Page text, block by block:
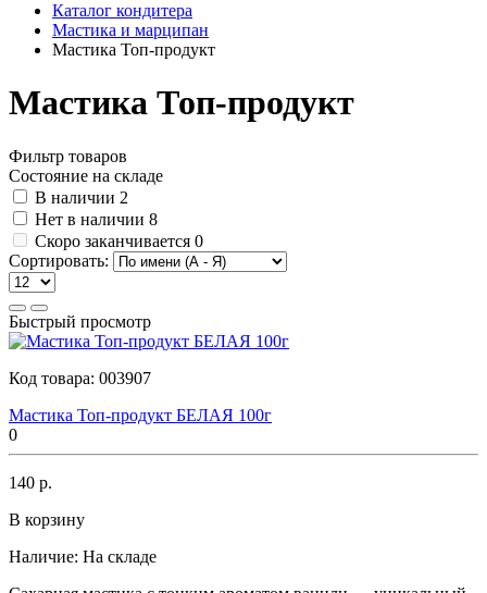
Каталог кондитера
Мастика и марципан
Мастика Топ-продукт
Мастика Топ-продукт
Фильтр товаров
Состояние на складе
В наличии 2
Нет в наличии 8
Скоро заканчивается 0
Сортировать:
Быстрый просмотр
Код товара: 003907
Мастика Топ-продукт БЕЛАЯ 100г
0
140 р.
В корзину
Наличие: На складе